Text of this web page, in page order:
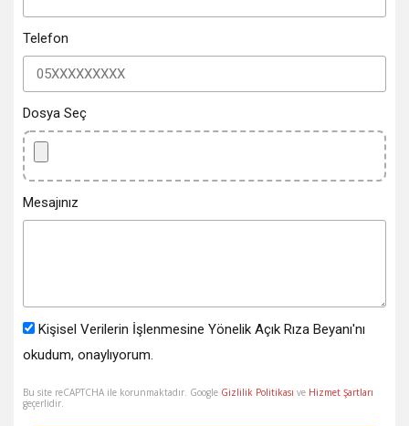
Telefon
Dosya Seç
Mesajınız
Kişisel Verilerin İşlenmesine Yönelik Açık Rıza Beyanı'nı
okudum, onaylıyorum.
Bu site reCAPTCHA ile korunmaktadır. Google Gizlilik Politikası ve Hizmet Şartları
geçerlidir.